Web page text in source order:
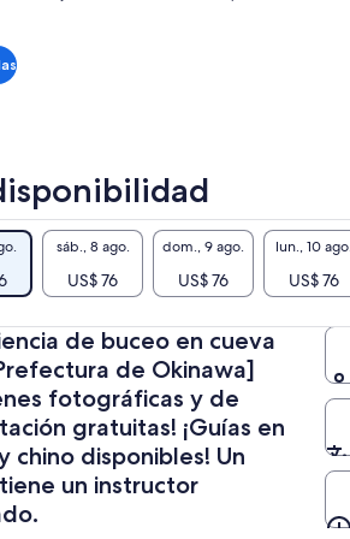
Su
las
sáb., 8 ago.
US$ 76
dom., 9 ago.
US$ 76
lun., 10 ago.
US$ 76
de buceo en cueva
de Okinawa]
fotográficas y de
gratuitas! ¡Guías en
chino disponibles! Un
un instructor